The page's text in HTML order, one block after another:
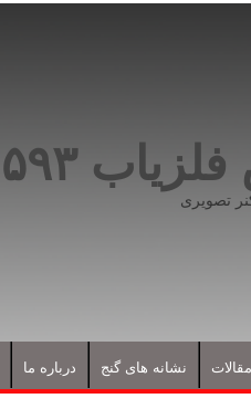
۰۹۱۹۸۱۶۶۵۹۳
تصویری
مقالات نشانه های گنج درباره ما